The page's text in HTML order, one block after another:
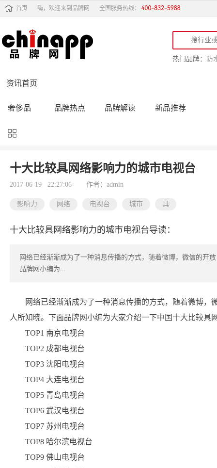
首页 嗨，欢迎来到品牌网 全国服务热线：
热门品牌： 防
资讯首页
奢侈品 品牌热点 品牌解读 新品推荐
品牌黑榜
品牌导购 专家点评 精彩点评
十大比较具网络影响力的城市电视台
2017-06-19 22:27:06 作者：admin
影响力 网络 电视台 城市 具
十大比较具网络影响力的城市电视台导读：
网络已经渐渐成为了一种消息传播的方式，随着微博，微信的开
品牌网小编为...
网络已经渐渐成为了一种消息传播的方式，随着微博
人所知晓。下面品牌网小编为大家介绍一下中国十大比较具
TOP1 南京电视台
TOP2 成都电视台
TOP3 沈阳电视台
TOP4 大连电视台
TOP5 青岛电视台
TOP6 武汉电视台
TOP7 苏州电视台
TOP8 哈尔滨电视台
TOP9 佛山电视台